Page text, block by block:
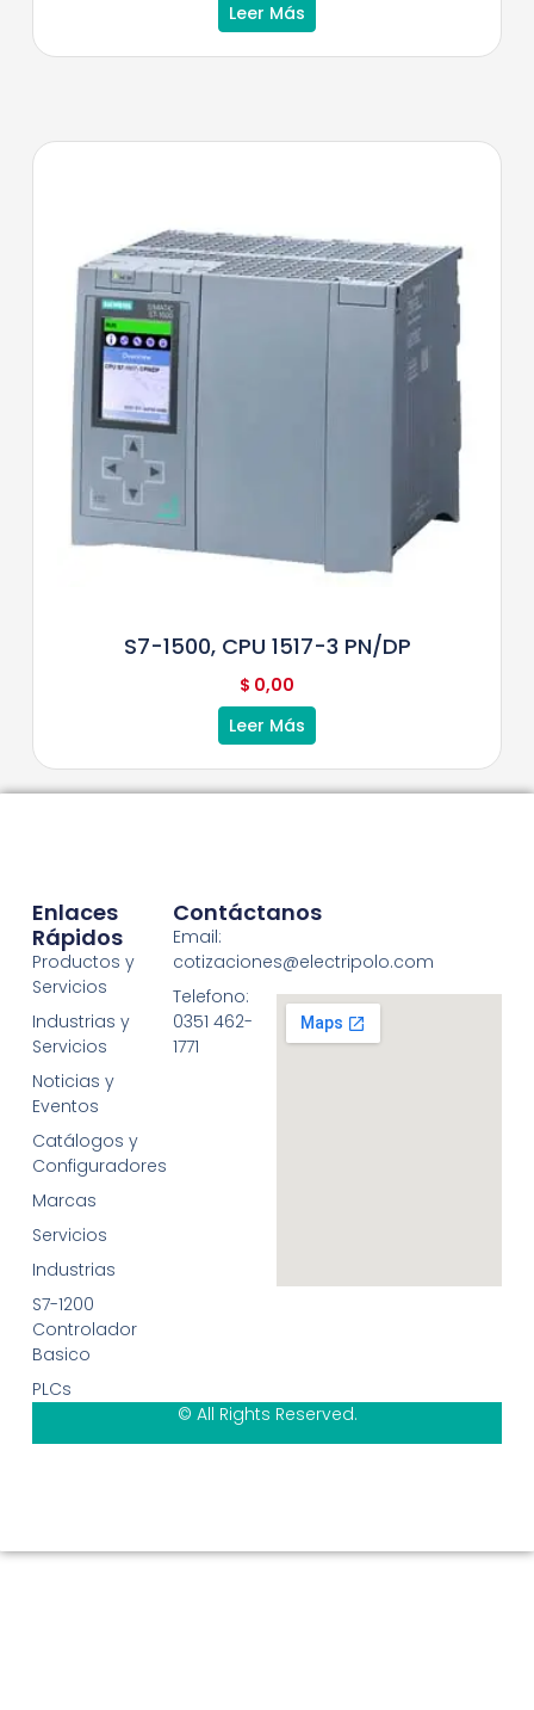
Leer Más
S7-1500, CPU 1517-3 PN/DP
$ 0,00
Leer Más
Enlaces
Rápidos
Productos y
Servicios
Industrias y
Servicios
Noticias y
Eventos
Catálogos y
Configuradores
Marcas
Servicios
Industrias
S7-1200
Controlador
Basico
PLCs
Contáctanos
Email:
cotizaciones@electripolo.com
Telefono:
0351 462-
1771
© All Rights Reserved.